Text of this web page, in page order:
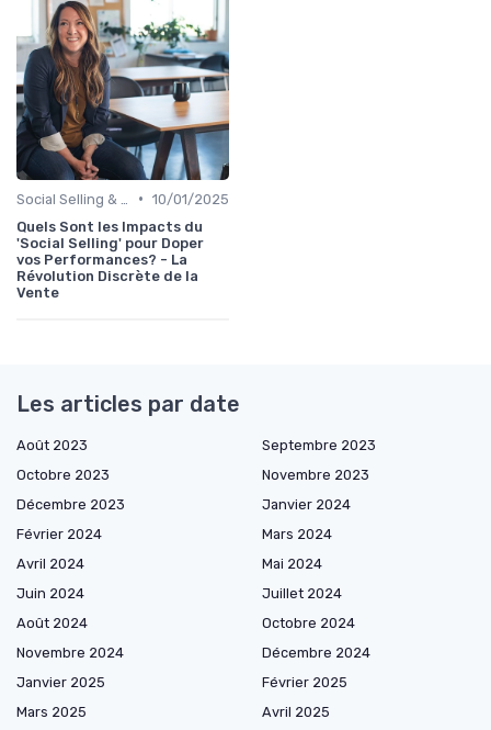
• 10/01/2025
Quels Sont les Impacts du
'Social Selling' pour Doper
vos Performances? - La
Révolution Discrète de la
Vente
Les articles par date
Août 2023
Septembre 2023
Octobre 2023
Novembre 2023
Décembre 2023
Janvier 2024
Février 2024
Mars 2024
Avril 2024
Mai 2024
Juin 2024
Juillet 2024
Août 2024
Octobre 2024
Novembre 2024
Décembre 2024
Janvier 2025
Février 2025
Mars 2025
Avril 2025